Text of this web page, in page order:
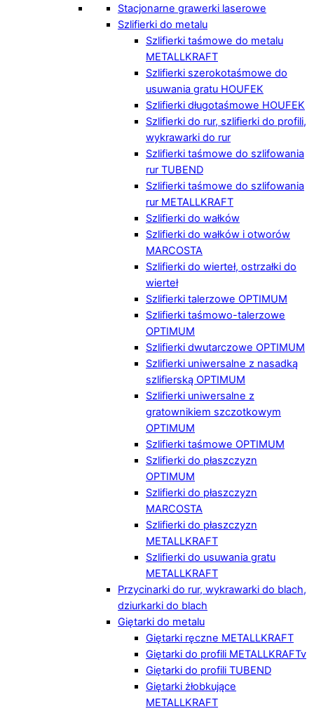
Stacjonarne grawerki laserowe
Szlifierki do metalu
Szlifierki taśmowe do metalu
METALLKRAFT
Szlifierki szerokotaśmowe do
usuwania gratu HOUFEK
Szlifierki długotaśmowe HOUFEK
Szlifierki do rur, szlifierki do profili,
wykrawarki do rur
Szlifierki taśmowe do szlifowania
rur TUBEND
Szlifierki taśmowe do szlifowania
rur METALLKRAFT
Szlifierki do wałków
Szlifierki do wałków i otworów
MARCOSTA
Szlifierki do wierteł, ostrzałki do
wierteł
Szlifierki talerzowe OPTIMUM
Szlifierki taśmowo-talerzowe
OPTIMUM
Szlifierki dwutarczowe OPTIMUM
Szlifierki uniwersalne z nasadką
szlifierską OPTIMUM
Szlifierki uniwersalne z
gratownikiem szczotkowym
OPTIMUM
Szlifierki taśmowe OPTIMUM
Szlifierki do płaszczyzn
OPTIMUM
Szlifierki do płaszczyzn
MARCOSTA
Szlifierki do płaszczyzn
METALLKRAFT
Szlifierki do usuwania gratu
METALLKRAFT
Przycinarki do rur, wykrawarki do blach,
dziurkarki do blach
Giętarki do metalu
Giętarki ręczne METALLKRAFT
Giętarki do profili METALLKRAFTv
Giętarki do profili TUBEND
Giętarki żłobkujące
METALLKRAFT